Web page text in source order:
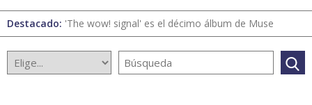
Destacado: 'The wow! signal' es el décimo álbum de Muse